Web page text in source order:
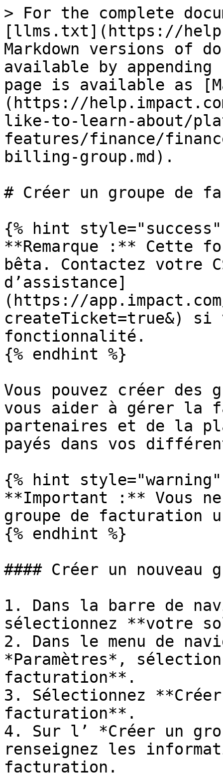
> For the complete documentation index, see [llms.txt](https://help.impact.com/llms.txt). Markdown versions of documentation pages are available by appending `.md` to page URLs; this page is available as [Markdown](https://help.impact.com/brand/fr/what-would-you-like-to-learn-about/platform-features/finance/finance-settings/create-a-billing-group.md).

# Créer un groupe de facturation

{% hint style="success" %}
**Remarque :** Cette fonctionnalité est en version bêta. Contactez votre CSM ou notre [équipe d’assistance](https://app.impact.com/support/portal.ihtml?createTicket=true&) si vous souhaitez tester cette fonctionnalité.
{% endhint %}

Vous pouvez créer des groupes de facturation pour vous aider à gérer la façon dont les frais des partenaires et de la plateforme sont facturés et payés dans vos différents programmes.

{% hint style="warning" %}
**Important :** Vous ne pouvez pas supprimer un groupe de facturation une fois qu’il a été créé.
{% endhint %}

#### Créer un nouveau groupe de facturation

1. Dans la barre de navigation supérieure, sélectionnez **votre solde** → **Paramètres**.
2. Dans le menu de navigation de gauche, sous *Paramètres*, sélectionnez **Groupes de facturation**.
3. Sélectionnez **Créer un groupe de facturation**.
4. Sur l’ *Créer un groupe de facturation* écran, renseignez les informations du groupe de facturation.

   | Champ                                        | Description                                                                                                                                                                                                                                                                                                                                                                                                                                                                                                                                                                                                                                                                                                                                                                                                                                                                                                                                                                |
   | -------------------------------------------- | -------------------------------------------------------------------------------------------------------------------------------------------------------------------------------------------------------------------------------------------------------------------------------------------------------------------------------------------------------------------------------------------------------------------------------------------------------------------------------------------------------------------------------------------------------------------------------------------------------------------------------------------------------------------------------------------------------------------------------------------------------------------------------------------------------------------------------------------------------------------------------------------------------------------------------------------------------------------------- |
   | Nom                                          | Saisissez un nom pour le nouveau groupe de facturation.                                                                                                                                                                                                                                                                                                                                                                                                                                                                                                                                                                                                                                                                                                                                                                                                                                                                                                                    |
   | Entité juridique                             | <p>Depuis la <img src="/files/b04f0278cecdb6d4cd1acab522796f8fbdcb0fa1" alt=""> <strong>\[Menu déroulant]</strong>, sélectionnez une <strong>Entité juridique</strong>.</p><p>L’entité juridique est la partie qui conclut l’accord formel avec les partenaires. Elle apparaît comme partie « De » sur les factures, et ses informations fiscales indirectes sont utilisées pour déterminer si des taxes telles que la TVA ou la GST doivent être appliquées aux transactions. Vous pouvez consulter et gérer ces informations à partir de la <a href="/pages/cc90eced7b04bff46e5795063cf73da7786a921b"><em>Entité juridique</em></a> écran.</p>                                                                                                                                                                                                                                                                                                                           |
   | Programmes                                   | <p>Sélectionnez un programme ou plusieurs programmes à associer au nouveau groupe